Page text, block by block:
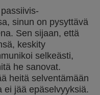
sinun on pysyttävä
Sen sijaan, että
keskity
selkeästi,
he sanovat.
heitä selventämään
ei jää epäselvyyksiä.